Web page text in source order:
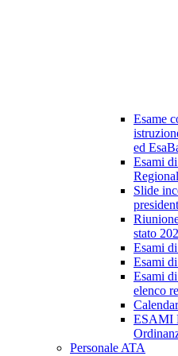
Esame
ed
Esami
Slide
stato
Esami
Esami
Esami
elenco
ESAMI
Personale ATA